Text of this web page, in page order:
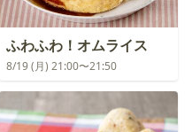
ふわふわ！オムライス
8/19 (月) 21:00〜21:50